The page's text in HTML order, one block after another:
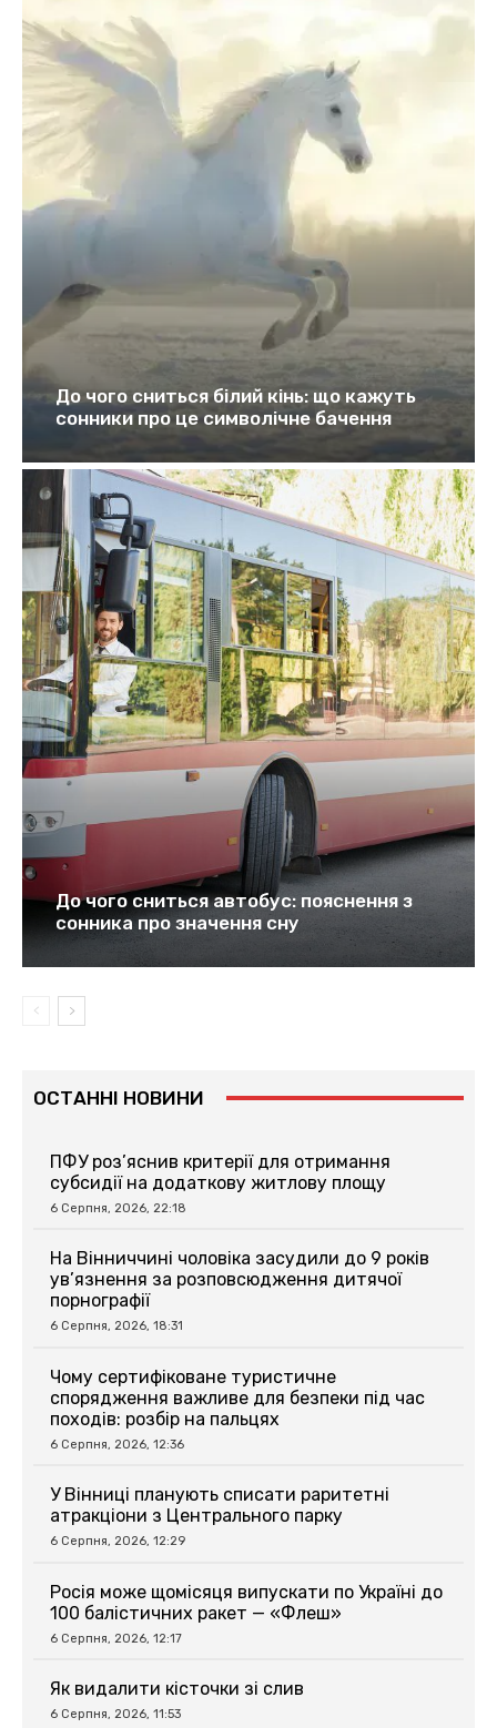
До чого сниться білий кінь: що кажуть
сонники про це символічне бачення
До чого сниться автобус: пояснення з
сонника про значення сну
ОСТАННІ НОВИНИ
ПФУ роз’яснив критерії для отримання
субсидії на додаткову житлову площу
6 Серпня, 2026, 22:18
На Вінниччині чоловіка засудили до 9 років
ув’язнення за розповсюдження дитячої
порнографії
6 Серпня, 2026, 18:31
Чому сертифіковане туристичне
спорядження важливе для безпеки під час
походів: розбір на пальцях
6 Серпня, 2026, 12:36
У Вінниці планують списати раритетні
атракціони з Центрального парку
6 Серпня, 2026, 12:29
Росія може щомісяця випускати по Україні до
100 балістичних ракет — «Флеш»
6 Серпня, 2026, 12:17
Як видалити кісточки зі слив
6 Серпня, 2026, 11:53